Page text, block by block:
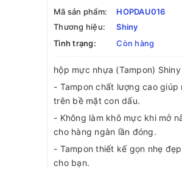
Mã sản phẩm:
HOPDAU016
Thương hiệu:
Shiny
Tình trạng:
Còn hàng
hộp mực nhựa (Tampon)
- Tampon chất lượng cao giúp
trên bề mặt con dấu.
- Không làm khô mực khi mở
cho hàng ngàn lần đóng.
- Tampon thiết kế gọn nhẹ
cho bạn.